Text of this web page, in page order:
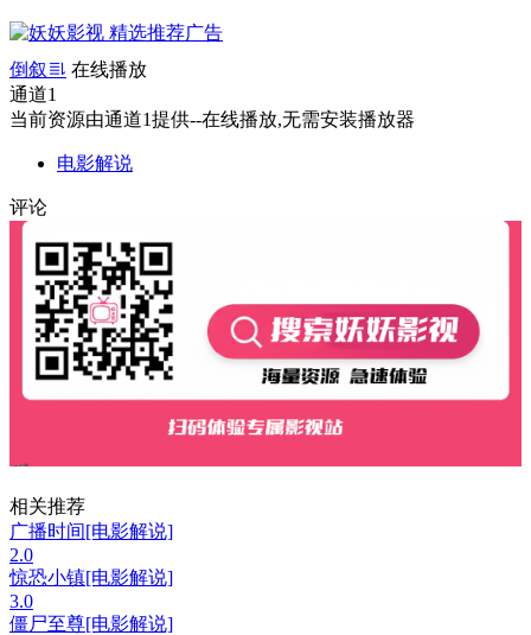
倒叙
在线播放
通道1
当前资源由通道1提供--在线播放,无需安装播放器
电影解说
评论
相关推荐
广播时间[电影解说]
2.0
惊恐小镇[电影解说]
3.0
僵尸至尊[电影解说]